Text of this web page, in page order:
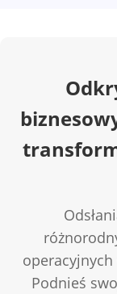
operacyjnych
Podnieś